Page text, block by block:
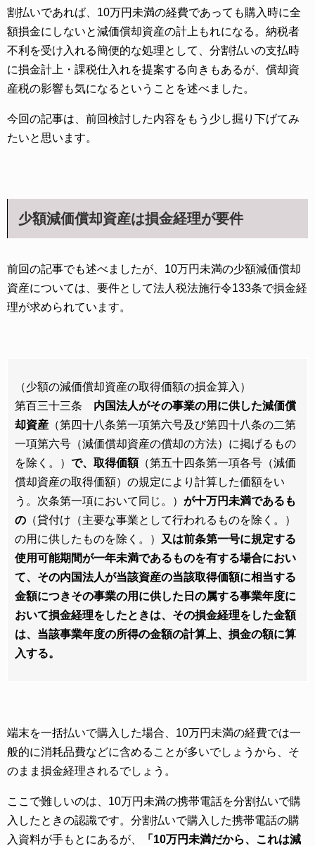
割払いであれば、10万円未満の経費であっても購入時に全
額損金にしないと減価償却資産の計上もれになる。納税者
不利を受け入れる簡便的な処理として、分割払いの支払時
に損金計上・課税仕入れを提案する向きもあるが、償却資
産税の影響も気になるということを述べました。
今回の記事は、前回検討した内容をもう少し掘り下げてみ
たいと思います。
少額減価償却資産は損金経理が要件
前回の記事でも述べましたが、10万円未満の少額減価償却
資産については、要件として法人税法施行令133条で損金経
理が求められています。
（少額の減価償却資産の取得価額の損金算入）
第百三十三条 内国法人がその事業の用に供した減価償
却資産 （第四十八条第一項第六号及び第四十八条の二第
一項第六号（減価償却資産の償却の方法）に掲げるもの
を除く。） で、取得価額（第五十四条第一項各号（減価
償却資産の取得価額）の規定により計算した価額をい
う。次条第一項において同じ。） が十万円未満であるも
の （貸付け（主要な事業として行われるものを除く。）
の用に供したものを除く。）
又は前条第一号に規定する
使用可能期間が一年未満であるものを有する場合におい
て、その内国法人が当該資産の当該取得価額に相当する
金額につきその事業の用に供した日の属する事業年度に
おいて損金経理をしたときは、その損金経理をした金額
は、当該事業年度の所得の金額の計算上、損金の額に算
入する。
端末を一括払いで購入した場合、10万円未満の経費では一
般的に消耗品費などに含めることが多いでしょうから、そ
のまま損金経理されるでしょう。
ここで難しいのは、10万円未満の携帯電話を分割払いで購
入したときの認識です。分割払いで購入した携帯電話の購
入資料が手もとにあるが、
「10万円未満だから、これは減